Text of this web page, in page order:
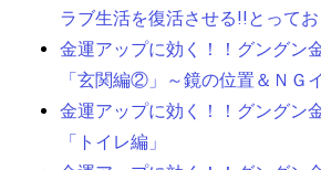
ラブ生活を復活させる!!とって
金運アップに効く！！グングン
「玄関編②」～鏡の位置＆ＮＧ
金運アップに効く！！グングン
「トイレ編」